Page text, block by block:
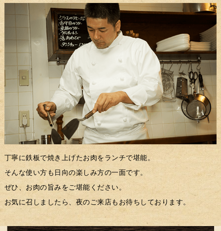
丁寧に鉄板で焼き上げたお肉をランチで堪能。
そんな使い方も日向の楽しみ方の一面です。
ぜひ、お肉の旨みをご堪能ください。
お気に召しましたら、夜のご来店もお待ちしております。